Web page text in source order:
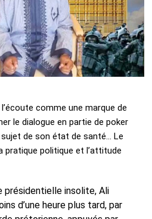
comme une marque de
le dialogue en partie de poker
de son état de santé… Le
politique et l’attitude
présidentielle insolite, Ali
d’une heure plus tard, par